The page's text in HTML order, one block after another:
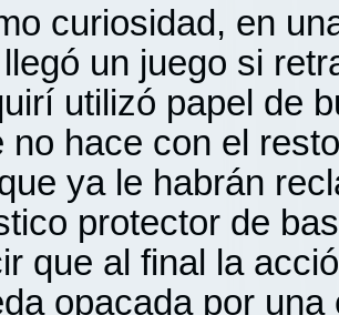
curiosidad, en
un juego si
utilizó papel de
no hace con el
ya le habrán
protector de
que al final la
opacada por